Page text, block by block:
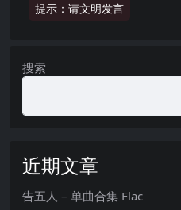
提示：请文明发言
搜索
近期文章
告五人 – 单曲合集 Flac